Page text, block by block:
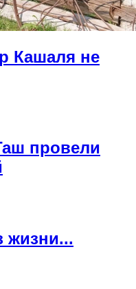
Кашаля не
провели
жизни...